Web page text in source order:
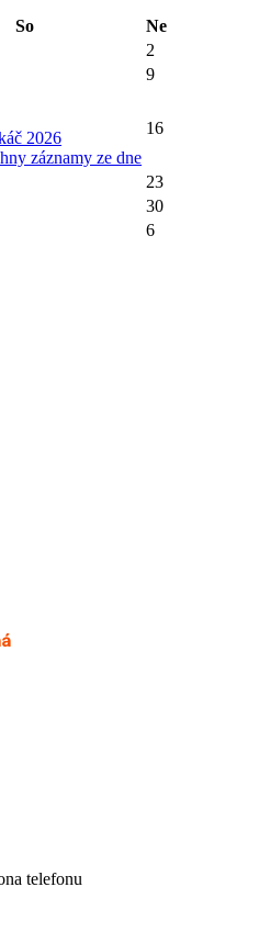
So
Ne
2
9
2026
záznamy ze dne
16
23
30
6